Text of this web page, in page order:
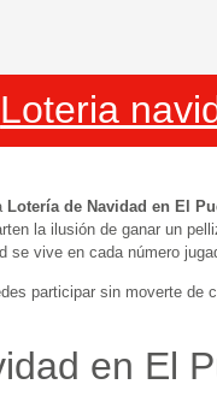
Loteria
Lotería de Navidad en El
la ilusión de ganar un
se vive en cada número
participar sin moverte de
en El